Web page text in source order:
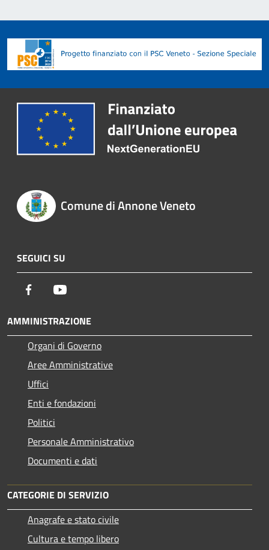
Comune di Annone Veneto
SEGUICI SU
Facebook
AMMINISTRAZIONE
Organi di Governo
Aree Amministrative
Uffici
Enti e fondazioni
Politici
Personale Amministrativo
Documenti e dati
CATEGORIE DI SERVIZIO
Anagrafe e stato civile
Cultura e tempo libero